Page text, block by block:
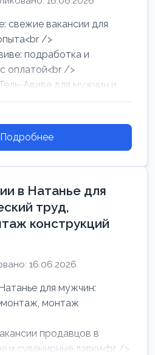
свежие вакансии для
/>
подработка и
оплатой<br />
Авиве для мужчин и
Подробнее
в Натанье для
труд,
конструкций
16.06.2026
для мужчин:
монтаж
продавцов в
и сувенирные лавки<br />